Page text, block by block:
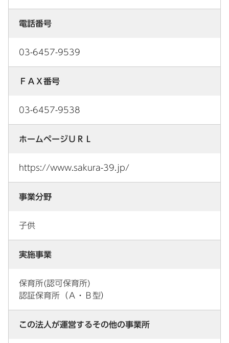
電話番号
03-6457-9539
ＦＡＸ番号
03-6457-9538
ホームページＵＲＬ
https://www.sakura-39.jp/
事業分野
子供
実施事業
保育所(認可保育所)
認証保育所（Ａ・Ｂ型）
この法人が運営するその他の事業所